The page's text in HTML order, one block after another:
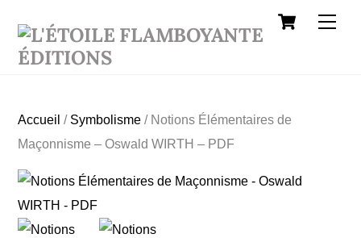
content
Cart
Accueil / Symbolisme / Notions Élémentaires de
Maçonnisme – Oswald WIRTH – PDF